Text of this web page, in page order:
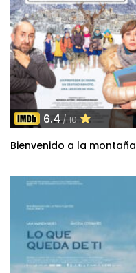
6.4/ 10
Bienvenido a la montaña